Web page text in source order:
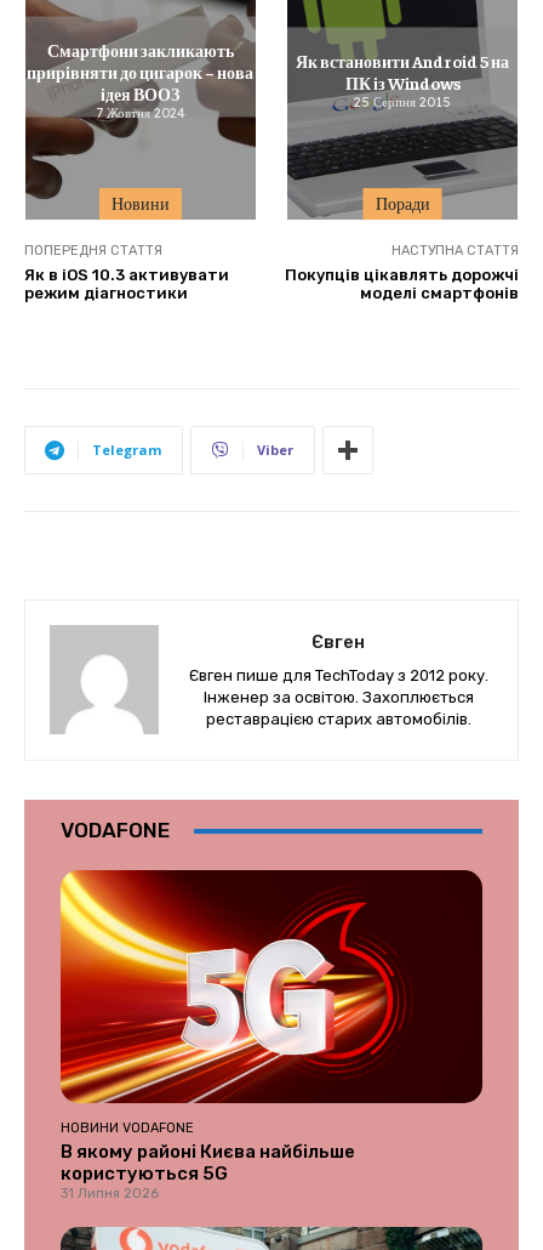
Новини
Смартфони закликають
прирівняти до цигарок – нова
ідея ВООЗ
7 Жовтня 2024
Поради
Як встановити Android 5 на
ПК із Windows
25 Серпня 2015
ПОПЕРЕДНЯ СТАТТЯ
Як в iOS 10.3 активувати
режим діагностики
НАСТУПНА СТАТТЯ
Покупців цікавлять дорожчі
моделі смартфонів
Telegram Viber
Євген
Євген пише для TechToday з 2012 року.
Інженер за освітою. Захоплюється
реставрацією старих автомобілів.
VODAFONE
НОВИНИ VODAFONE
В якому районі Києва найбільше
користуються 5G
31 Липня 2026